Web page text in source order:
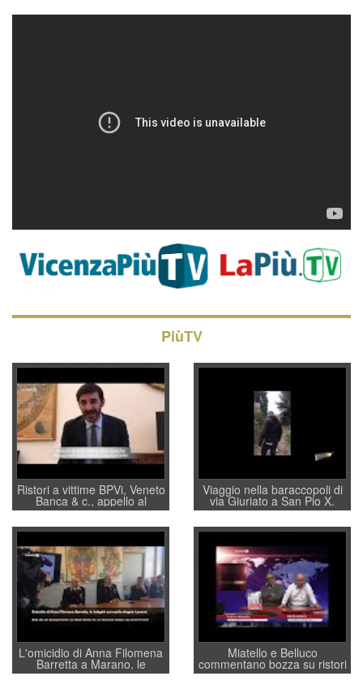
PiùTV
Ristori a vittime BPVi, Veneto
Banca & c., appello al
sottosegretario Alessio
Villarosa: per mettere ordine
convochi con Di Maio CNCU
a supporto della cabina di
regia al Mef
Viaggio nella baraccopoli di
via Giuriato a San Pio X.
Vicenza ai Vicentini: “faremo
un regalo di Natale ai
residenti”
L'omicidio di Anna Filomena
Barretta a Marano, le
indagini dei carabinieri di
Miatello e Belluco
commentano bozza su ristori
BPVi e Veneto Banca